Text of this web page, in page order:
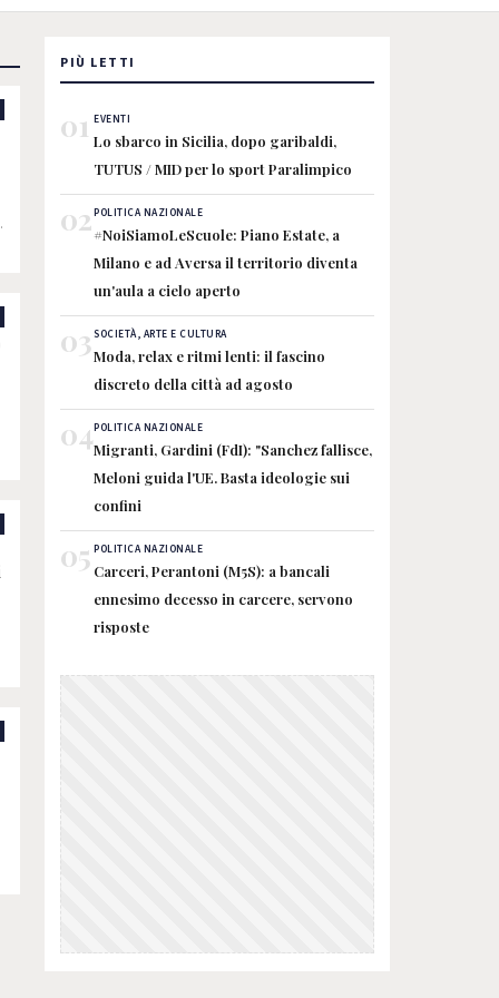
PIÙ LETTI
01 EVENTI
Lo sbarco in Sicilia, dopo garibaldi,
TUTUS / MID per lo sport Paralimpico
02POLITICA NAZIONALE
#NoiSiamoLeScuole: Piano Estate, a
Milano e ad Aversa il territorio diventa
un'aula a cielo aperto
03SOCIETÀ, ARTE E CULTURA
Moda, relax e ritmi lenti: il fascino
discreto della città ad agosto
04POLITICA NAZIONALE
Migranti, Gardini (FdI): "Sanchez fallisce,
Meloni guida l'UE. Basta ideologie sui
confini
05 POLITICA NAZIONALE
Carceri, Perantoni (M5S): a bancali
ennesimo decesso in carcere, servono
risposte